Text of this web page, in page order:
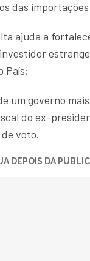
das
ajuda a
País;
um governo
do ex-
voto.
DEPOIS DA